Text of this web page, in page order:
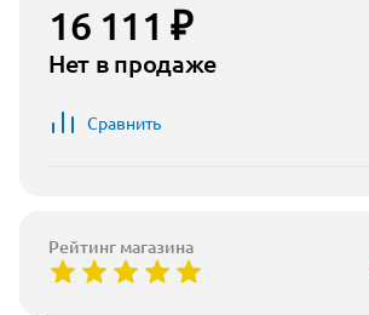
16 111 ₽
Нет в продаже
Сравнить
Рейтинг магазина